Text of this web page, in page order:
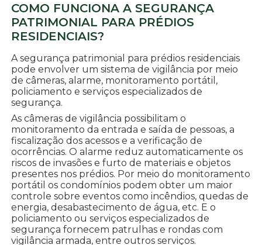
COMO FUNCIONA A SEGURANÇA
PATRIMONIAL PARA PRÉDIOS
RESIDENCIAIS?
A segurança patrimonial para prédios residenciais
pode envolver um sistema de vigilância por meio
de câmeras, alarme, monitoramento portátil,
policiamento e serviços especializados de
segurança.
As câmeras de vigilância possibilitam o
monitoramento da entrada e saída de pessoas, a
fiscalização dos acessos e a verificação de
ocorrências. O alarme reduz automaticamente os
riscos de invasões e furto de materiais e objetos
presentes nos prédios. Por meio do monitoramento
portátil os condomínios podem obter um maior
controle sobre eventos como incêndios, quedas de
energia, desabastecimento de água, etc. E o
policiamento ou serviços especializados de
segurança fornecem patrulhas e rondas com
vigilância armada, entre outros serviços.